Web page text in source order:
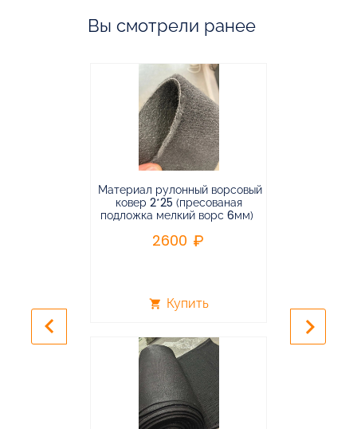
Вы смотрели ранее
Материал рулонный ворсовый
ковер 2*25 (пресованая
подложка мелкий ворс 6мм)
2600
shopping_cart Купить
keyboard_arrow_left keyboard_arrow_right